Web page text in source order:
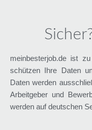
meinbesterjob.de ist
schützen Ihre Daten
Daten werden
Arbeitgeber und
werden auf deutschen